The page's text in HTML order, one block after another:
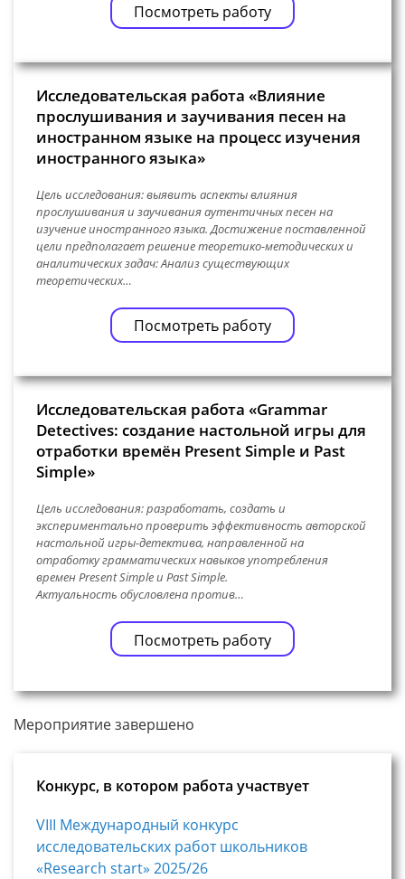
Посмотреть работу
Исследовательская работа «Влияние
прослушивания и заучивания песен на
иностранном языке на процесс изучения
иностранного языка»
Цель исследования: выявить аспекты влияния
прослушивания и заучивания аутентичных песен на
изучение иностранного языка. Достижение поставленной
цели предполагает решение теоретико-методических и
аналитических задач: Анализ существующих
теоретических…
Посмотреть работу
Исследовательская работа «Grammar
Detectives: создание настольной игры для
отработки времён Present Simple и Past
Simple»
Цель исследования: разработать, создать и
экспериментально проверить эффективность авторской
настольной игры-детектива, направленной на
отработку грамматических навыков употребления
времен Present Simple и Past Simple.
Актуальность обусловлена против…
Посмотреть работу
Мероприятие завершено
Конкурс, в котором работа участвует
VIII Международный конкурс
исследовательских работ школьников
«Research start» 2025/26